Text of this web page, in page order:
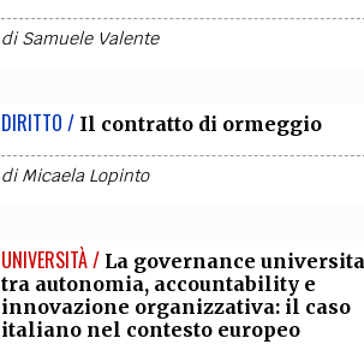
diSamuele Valente
DIRITTO / Il contratto di ormeggio
diMicaela Lopinto
UNIVERSITÀ / La governance
tra autonomia, accountability e
innovazione organizzativa: il caso
italiano nel contesto europeo